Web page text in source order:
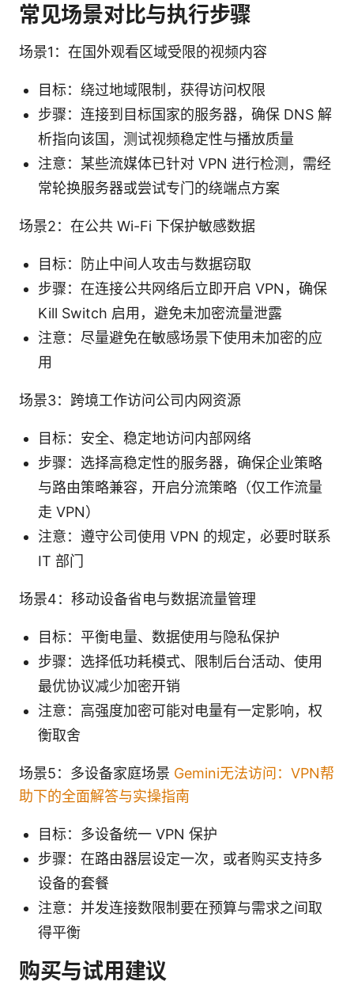
常见场景对比与执行步骤
场景1：在国外观看区域受限的视频内容
目标：绕过地域限制，获得访问权限
步骤：连接到目标国家的服务器，确保 DNS 解
析指向该国，测试视频稳定性与播放质量
注意：某些流媒体已针对 VPN 进行检测，需经
常轮换服务器或尝试专门的绕端点方案
场景2：在公共 Wi-Fi 下保护敏感数据
目标：防止中间人攻击与数据窃取
步骤：在连接公共网络后立即开启 VPN，确保
Kill Switch 启用，避免未加密流量泄露
注意：尽量避免在敏感场景下使用未加密的应
用
场景3：跨境工作访问公司内网资源
目标：安全、稳定地访问内部网络
步骤：选择高稳定性的服务器，确保企业策略
与路由策略兼容，开启分流策略（仅工作流量
走 VPN）
注意：遵守公司使用 VPN 的规定，必要时联系
IT 部门
场景4：移动设备省电与数据流量管理
目标：平衡电量、数据使用与隐私保护
步骤：选择低功耗模式、限制后台活动、使用
最优协议减少加密开销
注意：高强度加密可能对电量有一定影响，权
衡取舍
场景5：多设备家庭场景 Gemini无法访问：VPN帮
助下的全面解答与实操指南
目标：多设备统一 VPN 保护
步骤：在路由器层设定一次，或者购买支持多
设备的套餐
注意：并发连接数限制要在预算与需求之间取
得平衡
购买与试用建议